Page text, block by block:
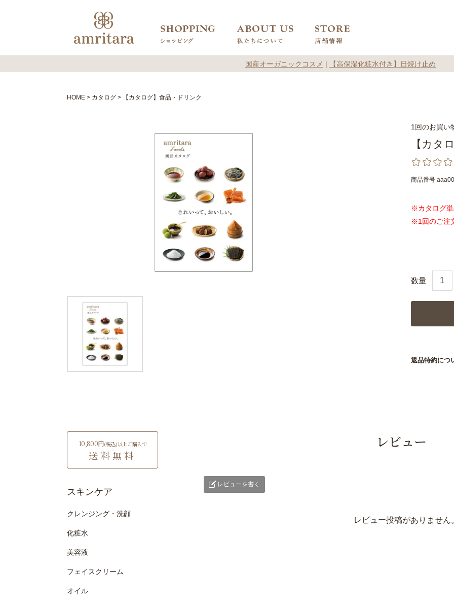
国産オーガニックコスメ | 【高保湿化粧水付き】日焼け止め
HOME カタログ 【カタログ】食品・ドリンク
1回のお買い
【カタ
商品番号
※カタログ
※1回のご注
返品特約につ
10,800円(税込)以上ご購入で
送料無料
スキンケア
クレンジング・洗顔
化粧水
美容液
フェイスクリーム
オイル
レビュー
レビューを書く
レビュー投稿がありません